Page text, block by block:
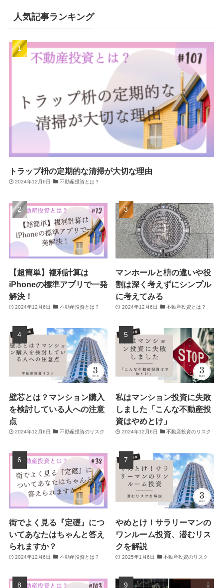
人気記事ランキング
トラップ枡の定期的な清掃が大切な理由
2024年12月6日 不動産投資とは？
【超簡単】複利計算は
iPhoneの標準アプリで一発
解決！
2024年12月6日 不動産投資とは？
マンホールと枡の違いや役
割は深く考えずにシンプル
に考えてみる
2024年12月6日 不動産投資とは？
壁芯とは？マンション購入
を検討している人への注意
点
2024年12月6日 不動産投資のリスク
私はマンション投資に失敗
しました「こんな不動産投
資はやめとけ」
2024年12月6日 不動産投資のリスク
街でよく見る『定礎』につ
いてあなたはちゃんと答え
られますか？
2024年12月6日 不動産投資とは？
やめとけ！サラリーマンの
ワンルーム投資、潜むリス
クを解説
2025年1月6日 不動産投資のリスク